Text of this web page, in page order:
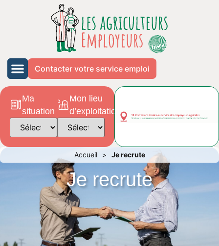
Contacter votre service emploi
Ma
situation
Mon lieu
d’exploitation
Accueil > Je recrute
Je recrute